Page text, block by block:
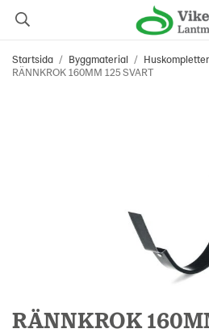
Startsida / Byggmaterial /
RÄNNKROK 160MM 125 SVART
RÄNNKROK